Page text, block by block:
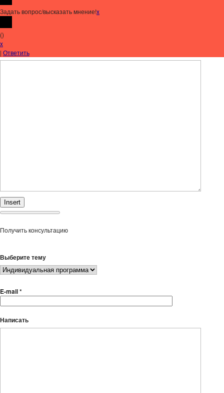
Задать вопрос/высказать мнение!x
()
x
| Ответить
Insert
Получить консультацию
Выберите тему
E-mail *
Написать